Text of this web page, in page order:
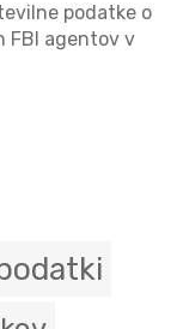
podatke o
FBI agentov v